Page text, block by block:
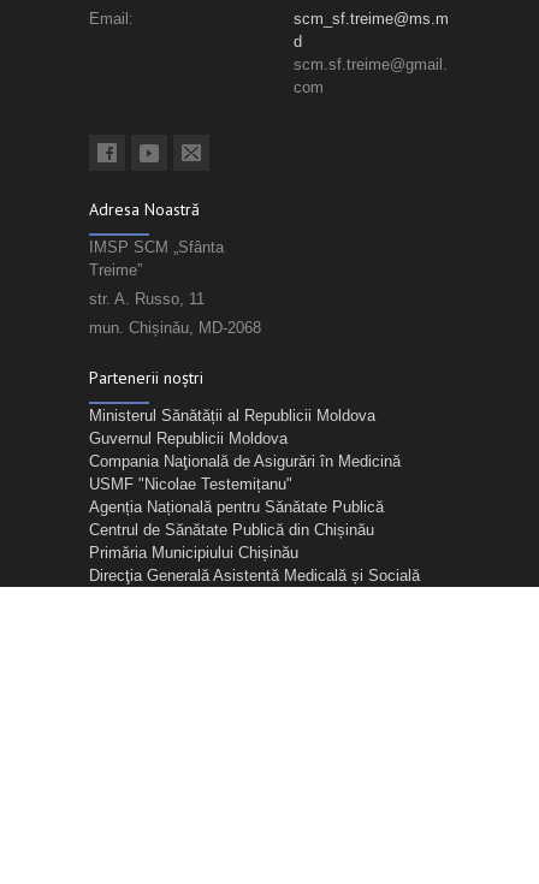
Email:
scm_sf.treime@ms.m
d
scm.sf.treime@gmail.
com
Adresa Noastră
IMSP SCM „Sfânta
Treime”
str. A. Russo, 11
mun. Chișinău, MD-2068
Partenerii noștri
Ministerul Sănătății al Republicii Moldova
Guvernul Republicii Moldova
Compania Naţională de Asigurări în Medicină
USMF "Nicolae Testemițanu"
Agenția Națională pentru Sănătate Publică
Centrul de Sănătate Publică din Chișinău
Primăria Municipiului Chișinău
Direcţia Generală Asistentă Medicală și Socială